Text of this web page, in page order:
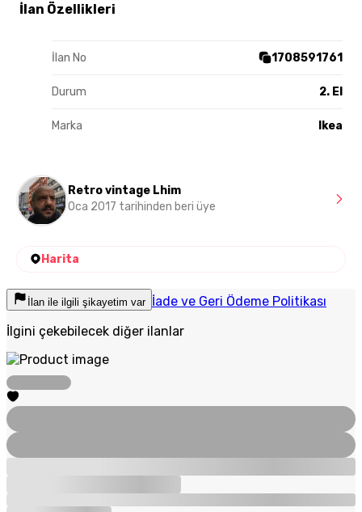
İlan Özellikleri
İlan No 1708591761
Durum 2. El
Marka Ikea
Retro vintage Lhim
Oca 2017 tarihinden beri üye
Harita
İlan ile ilgili şikayetim var İade ve Geri Ödeme Politikası
İlgini çekebilecek diğer ilanlar